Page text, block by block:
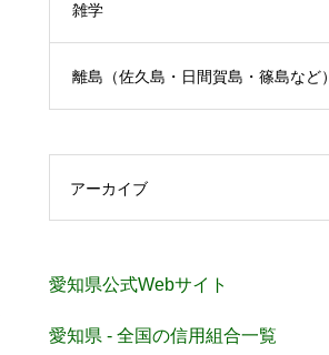
雑学
離島（佐久島・日間賀島・篠島など）
アーカイブ
愛知県公式Webサイト
愛知県 - 全国の信用組合一覧